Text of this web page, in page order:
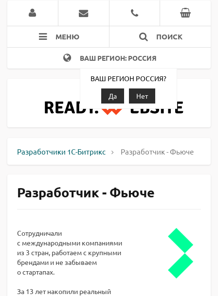
МЕНЮ ПОИСК
ВАШ РЕГИОН: РОССИЯ
ВАШ РЕГИОН РОССИЯ?
Да
Нет
Разработчики 1С-Битрикс Разработчик - Фьюче
Разработчик - Фьюче
Сотрудничали
с международными компаниями
из 3 стран, работаем с крупными
брендами и не забываем
о стартапах.
За 13 лет накопили реальный